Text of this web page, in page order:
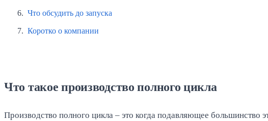
Что обсудить до запуска
Коротко о компании
Что такое производство полного цикла
Производство полного цикла – это когда подавляющее большинство